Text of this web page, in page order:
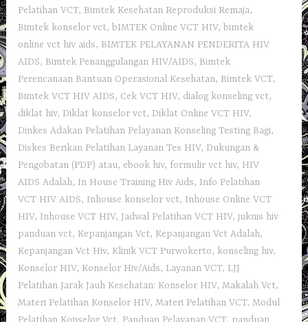
Pelatihan VCT, Bimtek Kesehatan Reproduksi Remaja,
Bimtek konselor vct, bIMTEK Online VCT HIV, bimtek
online vct hiv aids, BIMTEK PELAYANAN PENDERITA HIV
AIDS, Bimtek Penanggulangan HIV/AIDS, Bimtek
Perencanaan Bantuan Operasional Kesehatan, Bimtek VCT,
Bimtek VCT HIV AIDS, Cek VCT HIV, dialog konseling vct,
diklat hiv,Diklat konselor vct,Diklat Online VCT HIV,
Dinkes Adakan Pelatihan Pelayanan Konseling Testing Bagi,
Diskes Berikan Pelatihan Layanan Tes HIV,Dukungan &
Pengobatan (PDP) atau, ebook hiv, formulir vct hiv, HIV
AIDS Adalah, In House Training Hiv Aids, Info Pelatihan
VCT HIV AIDS, Inhouse konselor vct, Inhouse Online VCT
HIV, Inhouse VCT HIV, Jadwal Pelatihan VCT HIV,juknis hiv
panduan vct, Kepanjangan Vct, Kepanjangan Vct Adalah,
Kepanjangan Vct Hiv, Klinik VCT Purwokerto, konseling hiv,
Konselor HIV, Konselor Hiv/Aids, Layanan VCT, LJJ
Pelatihan Jarak Jauh Kesehatan: Konselor HIV,Makalah Vct,
Materi Pelatihan Konselor HIV,Materi Pelatihan VCT,Modul